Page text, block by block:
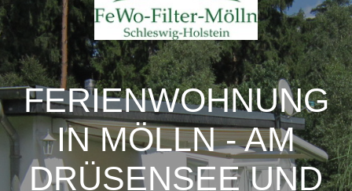
FERIENWOHNUNG
IN MÖLLN - AM
DRÜSENSEE UND